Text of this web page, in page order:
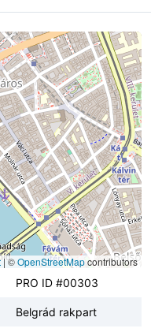
|©OpenStreetMapcontributors
PRO ID #00303
Belgrád rakpart